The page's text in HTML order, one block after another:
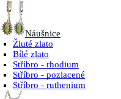
Náušnice
Žluté zlato
Bílé zlato
Stříbro - rhodium
Stříbro - pozlacené
Stříbro - ruthenium